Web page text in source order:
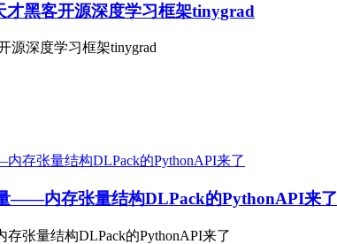
黑客开源深度学习框架tinygrad
源深度学习框架tinygrad
——内存张量结构DLPack的PythonAPI来了
张量结构DLPack的PythonAPI来了